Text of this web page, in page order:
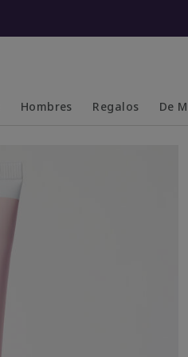
Hombres Regalos De